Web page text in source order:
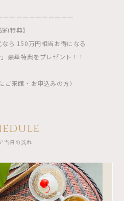
ーーーーーーーーーーー
約特典】
なら 150万円相当お得になる
豪華特典をプレゼント！！
ご来館・お申込みの方〉
当日の流れ